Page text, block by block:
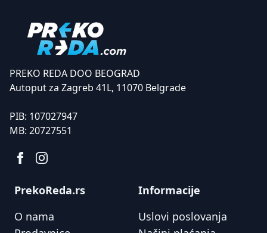
PREKO REDA DOO BEOGRAD
Autoput za Zagreb 41L, 11070 Belgrade
PIB: 107027947
MB: 20727551
PrekoReda.rs
O nama
Informacije
Uslovi poslovanja